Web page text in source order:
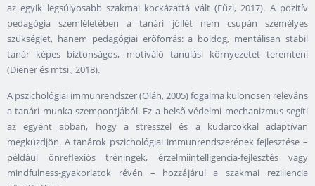
az egyik legsúlyosabb szakmai kockázattá vált (Fűzi, 2017). A pozitív
pedagógia szemléletében a tanári jóllét nem csupán személyes
szükséglet, hanem pedagógiai erőforrás: a boldog, mentálisan stabil
tanár képes biztonságos, motiváló tanulási környezetet teremteni
(Diener és mtsi., 2018).
A pszichológiai immunrendszer (Oláh, 2005) fogalma különösen releváns
a tanári munka szempontjából. Ez a belső védelmi mechanizmus segíti
az egyént abban, hogy a stresszel és a kudarcokkal adaptívan
megküzdjön. A tanárok pszichológiai immunrendszerének fejlesztése –
például önreflexiós tréningek, érzelmiintelligencia-fejlesztés vagy
mindfulness-gyakorlatok révén – hozzájárul a szakmai reziliencia